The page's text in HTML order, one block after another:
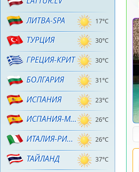
17°C
ЛИТВА-SPA
30°C
ТУРЦИЯ
30°C
ГРЕЦИЯ-КРИТ
31°C
БОЛГАРИЯ
23°C
ИСПАНИЯ
26°C
ИСПАНИЯ-МАЙОРКА
26°C
ИТАЛИЯ-РИМИНИ
37°C
ТАЙЛАНД